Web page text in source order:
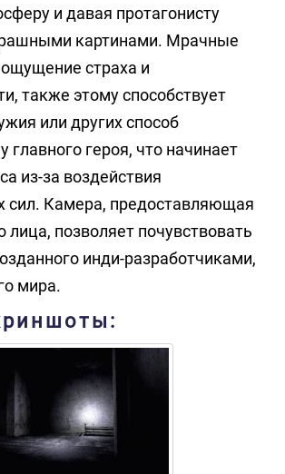
и давая протагонисту
картинами. Мрачные
страха и
также этому способствует
или других способ
главного героя, что начинает
из-за воздействия
сил. Камера, предоставляющая
лица, позволяет почувствовать
инди-разработчиками,
мира.